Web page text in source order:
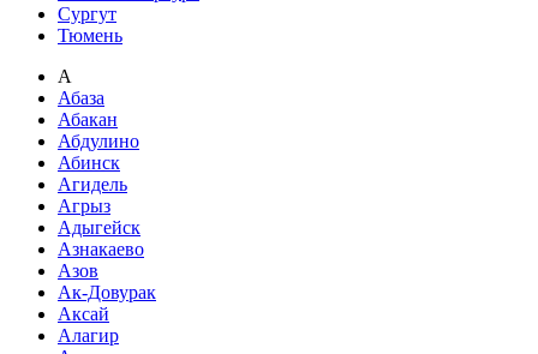
Сургут
Тюмень
А
Абаза
Абакан
Абдулино
Абинск
Агидель
Агрыз
Адыгейск
Азнакаево
Азов
Ак-Довурак
Аксай
Алагир